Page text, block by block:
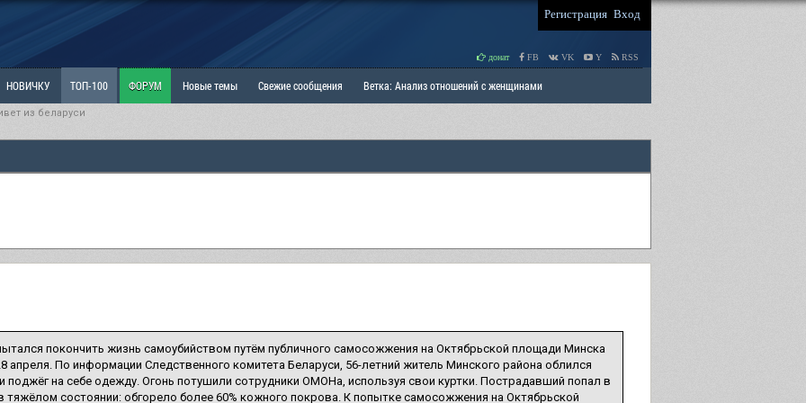
Регистрация Вход
донат FB VK Y RSS
НОВИЧКУ ТОП-100 ФОРУМ Новые темы Свежие сообщения Ветка: Анализ отношений с женщинами
Наболевшее. Выскажись!
из беларуси
покончить жизнь самоубийством путём публичного самосожжения на Октябрьской площади Минска
апреля. По информации Следственного комитета Беларуси, 56-летний житель Минского района облился
поджёг на себе одежду. Огонь потушили сотрудники ОМОНа, используя свои куртки. Пострадавший попал в
тяжёлом состоянии: обгорело более 60% кожного покрова. К попытке самосожжения на Октябрьской